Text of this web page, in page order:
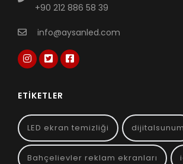
+90 212 886 58 39
info@aysanled.com
ETIKETLER
LED ekran temizliği dijitalsunum
Bahçelievler reklam ekranları